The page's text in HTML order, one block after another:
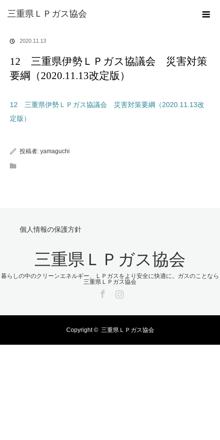
三重県ＬＰガス協会
ブログ
12 三重県伊勢ＬＰガス協議会 災害対策要綱
2020.11.13
12 三重県伊勢ＬＰガス協議会 災害対策
要綱（2020.11.13改定版）
12 三重県伊勢ＬＰガス協議会 災害対策要綱（2020.11.13改
定版）
投稿者: yamaguchi
個人情報の保護方針
三重県ＬＰガス協会
暮らしの中のクリーンエネルギー、ＬＰガスをより安全に快適に。ガスのことなら
三重県ＬＰガス協会
Copyright © 三重県ＬＰガス協会